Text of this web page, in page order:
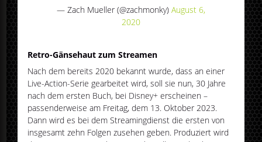
— Zach Mueller (@zachmonky) August 6,
2020
Retro-Gänsehaut zum Streamen
Nach dem bereits 2020 bekannt wurde, dass an einer
Live-Action-Serie gearbeitet wird, soll sie nun, 30 Jahre
nach dem ersten Buch, bei Disney+ erscheinen –
passenderweise am Freitag, dem 13. Oktober 2023.
Dann wird es bei dem Streamingdienst die ersten von
insgesamt zehn Folgen zusehen geben. Produziert wird